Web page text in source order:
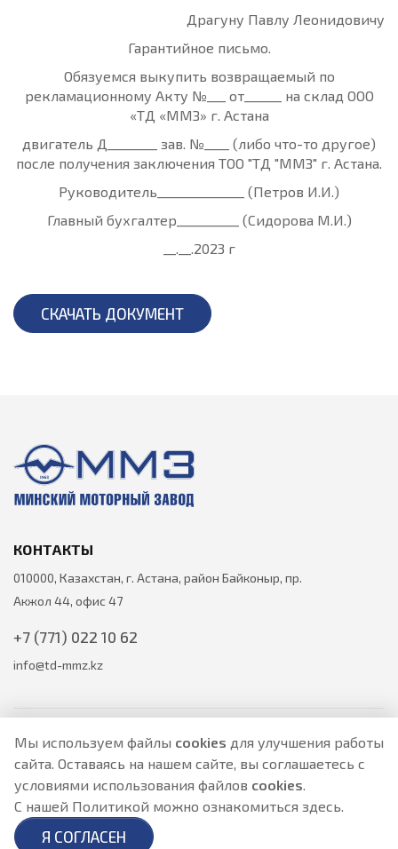
Драгуну Павлу Леонидовичу
Гарантийное письмо.
Обязуемся выкупить возвращаемый по
рекламационному Акту №___ от______ на склад ООО
«ТД «ММЗ» г. Астана
двигатель Д________ зав. №____ (либо что-то другое)
после получения заключения ТОО "ТД "ММЗ" г. Астана.
Руководитель______________ (Петров И.И.)
Главный бухгалтер__________ (Сидорова М.И.)
__.__.2023 г
СКАЧАТЬ ДОКУМЕНТ
Мы используем файлы cookies для улучшения работы
сайта. Оставаясь на нашем сайте, вы соглашаетесь с
условиями использования файлов cookies.
С нашей Политикой можно ознакомиться здесь.
Я СОГЛАСЕН
КОНТАКТЫ
010000, Казахстан, г. Астана, район Байконыр, пр.
Акжол 44, офис 47
+7 (771) 022 10 62
info@td-mmz.kz
Разработано в
Все цены на товары указаны только для ознакомления и не
являются публичной офертой.
Актуальные цены уточняйте у менеджера по телефону.
Политика Безопасности